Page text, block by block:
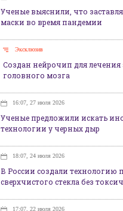
Ученые выяснили, что
маски во время пандемии
Эксклюзив
Создан нейрочип для лечения
головного мозга
16:07, 27 июля 2026
Ученые предложили искать
технологии у черных дыр
18:07, 24 июля 2026
В России создали технологию
сверхчистого стекла без
17:07, 22 июля 2026